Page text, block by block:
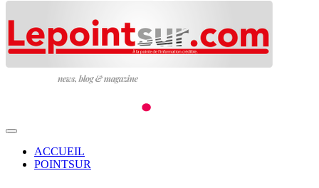
ACCUEIL
POINTSUR